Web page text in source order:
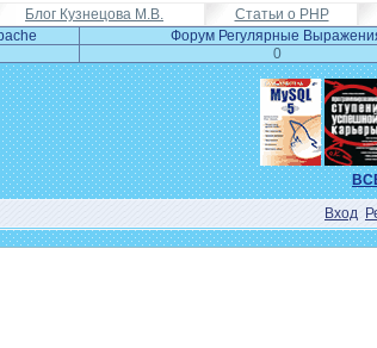
Блог Кузнецова М.В. Статьи о PHP
Форум Регулярные
0
Вход